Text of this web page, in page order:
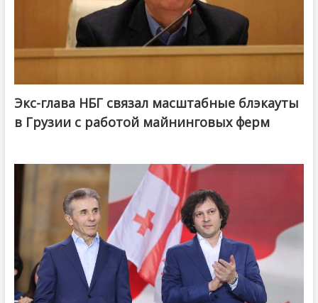
Экс-глава НБГ связал масштабные блэкауты
в Грузии с работой майнинговых ферм